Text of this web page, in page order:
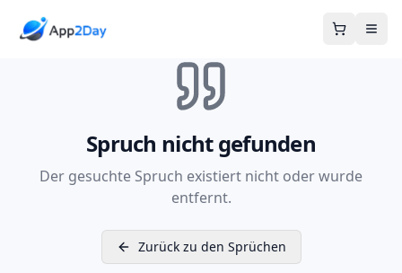
Spruch nicht gefunden
Der gesuchte Spruch existiert nicht oder wurde
entfernt.
Zurück zu den Sprüchen